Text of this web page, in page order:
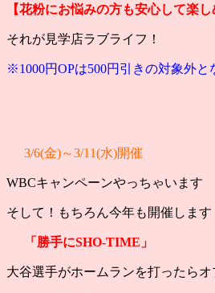
【花粉にお悩みの方も安心して楽し
それが見学店ラブライフ！
※1000円OPは500円引きの対象外と
3/6(金)～3/11(水)開催
WBCキャンペーンやっちゃいます
そして！もちろん今年も開催します
「勝手にSHO-TIME」
大谷選手がホームランを打ったらオ